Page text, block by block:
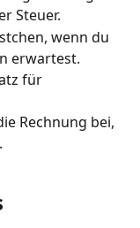
Steuer.
wenn du
erwartest.
für
Rechnung bei,